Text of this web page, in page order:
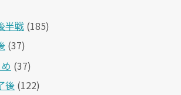
半戦 (185)
(37)
(37)
後 (122)